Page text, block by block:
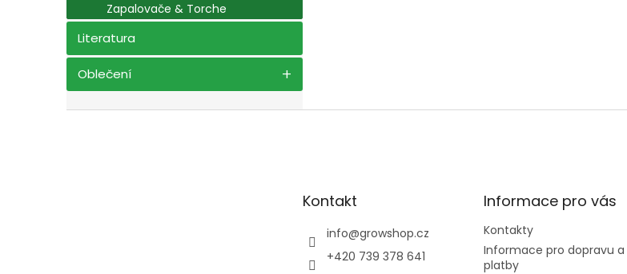
Zapalovače & Torche
Literatura
Oblečení
Kontakt
info@growshop.cz
+420 739 378 641
Informace pro vás
Kontakty
Informace pro dopravu a
platby